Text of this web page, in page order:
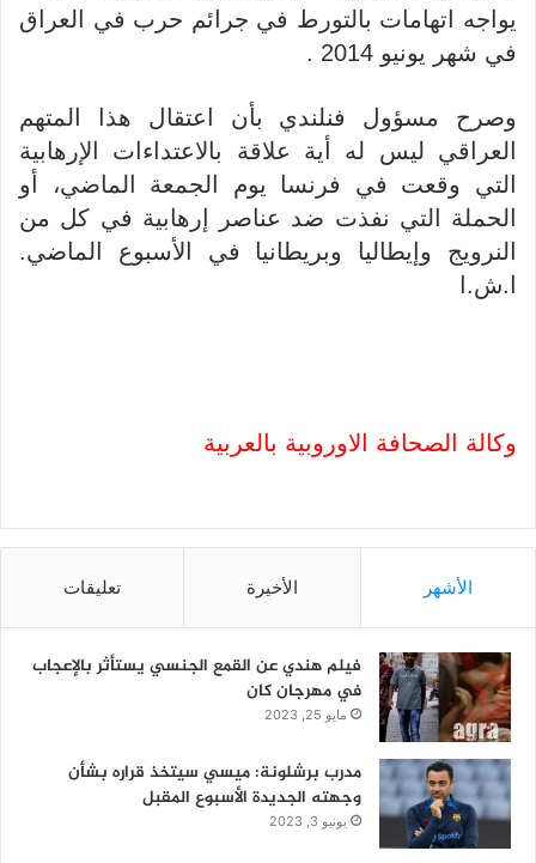
يواجه اتهامات بالتورط في جرائم حرب في العراق
في شهر يونيو 2014 .
وصرح مسؤول فنلندي بأن اعتقال هذا المتهم
العراقي ليس له أية علاقة بالاعتداءات الإرهابية
التي وقعت في فرنسا يوم الجمعة الماضي، أو
الحملة التي نفذت ضد عناصر إرهابية في كل من
النرويج وإيطاليا وبريطانيا في الأسبوع الماضي.
ا.ش.ا
وكالة الصحافة الاوروبية بالعربية
الأشهر الأخيرة تعليقات
فيلم هندي عن القمع الجنسي يستأثر بالإعجاب
في مهرجان كان
مايو 25, 2023
مدرب برشلونة: ميسي سيتخذ قراره بشأن
وجهته الجديدة الأسبوع المقبل
يونيو 3, 2023